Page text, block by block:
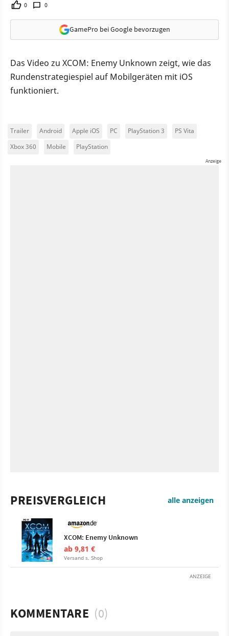
0 0
GamePro bei Google bevorzugen
Das Video zu XCOM: Enemy Unknown zeigt, wie das
Rundenstrategiespiel auf Mobilgeräten mit iOS
funktioniert.
Trailer Android Apple iOS PC PlayStation 3
PS Vita
Xbox 360
Mobile PlayStation
PREISVERGLEICH alle anzeigen
XCOM: Enemy Unknown
ab 9,81 €
Versand s. Shop
ANZEIGE
KOMMENTARE (0)